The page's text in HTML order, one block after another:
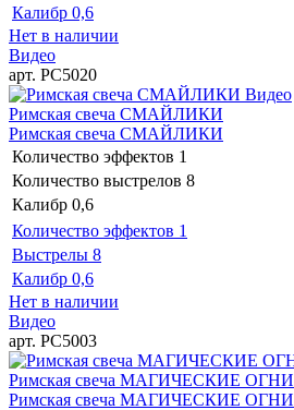
Калибр 0,6
Нет в наличии
Видео
арт. РС5020
Видео
Римская свеча СМАЙЛИКИ
Римская свеча СМАЙЛИКИ
Количество эффектов 1
Количество выстрелов 8
Калибр 0,6
Количество эффектов 1
Выстрелы 8
Калибр 0,6
Нет в наличии
Видео
арт. РС5003
Римская свеча МАГИЧЕСКИЕ ОГНИ
Римская свеча МАГИЧЕСКИЕ ОГНИ